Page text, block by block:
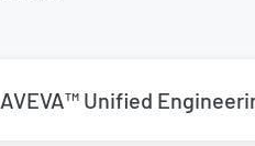
AVEVA™ Unified